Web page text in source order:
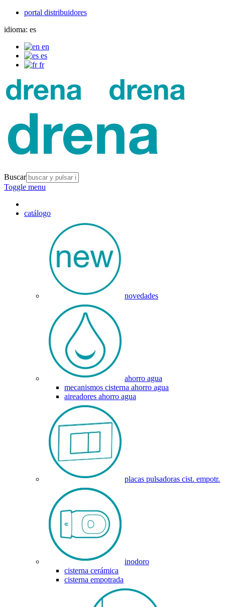
portal distribuidores
idioma: es
en
es
fr
Buscar
Toggle menu
catálogo
novedades
ahorro agua
mecanismos cisterna ahorro agua
aireadores ahorro agua
placas pulsadoras cist. empotr.
inodoro
cisterna cerámica
cisterna empotrada